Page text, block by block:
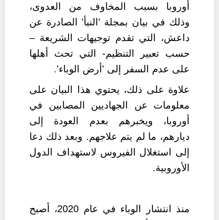
أوروبا بسبب المخاوف من العدوى،
وذلك في بيان بمجلة 'النبأ' الصادرة عن
داعش، التي تقدم توجيهات الشريعة –
حسب تعبير التنظيم- التي تحث أهلها
على عدم السفر إلى 'أرض الوباء'.
علاوة على ذلك، يحتوي هذا البيان على
معلومات عن الجهاديين المصابين في
أوروبا، ويخبرهم بعدم العودة إلى
ديارهم، ما لم يتم علاجهم. وبعد ذلك دعا
إلى استغلال الفيروس لاستهداف الدول
الأوروبية.
منذ انتشار الوباء في عام 2020، أصبح